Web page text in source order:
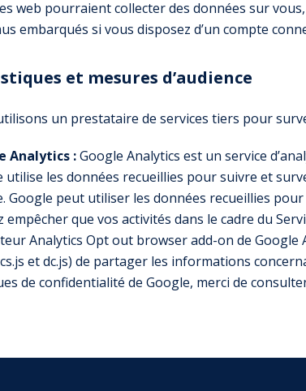
web pourraient collecter des données sur
embarqués si vous disposez d’un compte
et mesures d’audience
un prestataire de services tiers pour
Analytics :Google Analytics est un service
utilise les données recueillies pour suivre et
Google peut utiliser les données recueillies
empêcher que vos activités dans le cadre du
Analytics Opt out browser add-on de Google
et dc.js) de partager les informations
de confidentialité de Google, merci de